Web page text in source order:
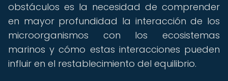
obstáculos es la necesidad de comprender
en mayor profundidad la interacción de los
microorganismos con los ecosistemas
marinos y cómo estas interacciones pueden
influir en el restablecimiento del equilibrio.